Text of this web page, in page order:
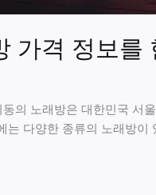
가격 정보를
의 노래방은 대한민국 서
는 다양한 종류의 노래방이